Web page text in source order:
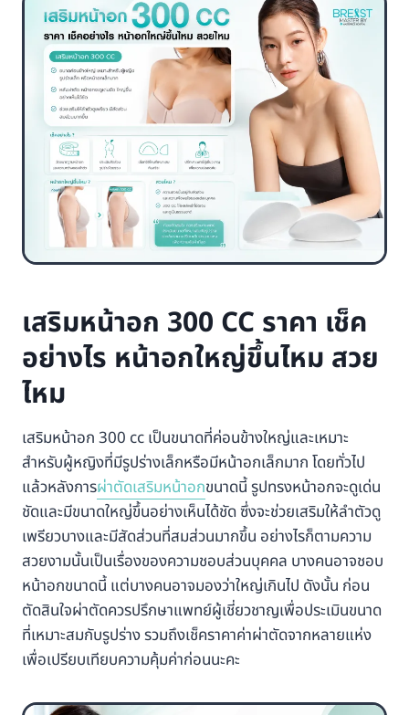
เสริมหน้าอก 300 CC ราคา เช็ค
อย่างไร หน้าอกใหญ่ขึ้นไหม สวย
ไหม
เสริมหน้าอก 300 cc เป็นขนาดที่ค่อนข้างใหญ่และเหมาะ
สำหรับผู้หญิงที่มีรูปร่างเล็กหรือมีหน้าอกเล็กมาก โดยทั่วไป
แล้วหลังการผ่าตัดเสริมหน้าอกขนาดนี้ รูปทรงหน้าอกจะดูเด่น
ชัดและมีขนาดใหญ่ขึ้นอย่างเห็นได้ชัด ซึ่งจะช่วยเสริมให้ลำตัวดู
เพรียวบางและมีสัดส่วนที่สมส่วนมากขึ้น อย่างไรก็ตามความ
สวยงามนั้นเป็นเรื่องของความชอบส่วนบุคคล บางคนอาจชอบ
หน้าอกขนาดนี้ แต่บางคนอาจมองว่าใหญ่เกินไป ดังนั้น ก่อน
ตัดสินใจผ่าตัดควรปรึกษาแพทย์ผู้เชี่ยวชาญเพื่อประเมินขนาด
ที่เหมาะสมกับรูปร่าง รวมถึงเช็คราคาค่าผ่าตัดจากหลายแห่ง
เพื่อเปรียบเทียบความคุ้มค่าก่อนนะคะ